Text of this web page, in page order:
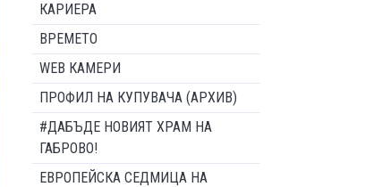
КАРИЕРА
ВРЕМЕТО
WEB КАМЕРИ
ПРОФИЛ НА КУПУВАЧА (АРХИВ)
#ДАБЪДЕ НОВИЯТ ХРАМ НА
ГАБРОВО!
ЕВРОПЕЙСКА СЕДМИЦА НА